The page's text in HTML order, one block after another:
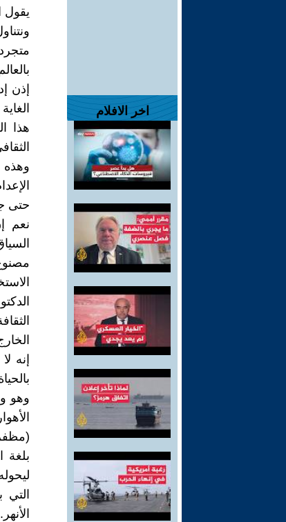
اخر الافلام
يقول
إذن
هذا
وهذه
حتى
نعم
إنه
وهو
بلغة
الأنهر.